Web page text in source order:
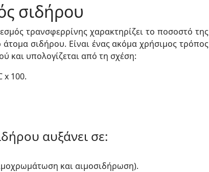
σιδήρου
τρανσφερρίνης χαρακτηρίζει το ποσοστό της
σιδήρου. Είναι ένας ακόμα χρήσιμος τρόπος
και υπολογίζεται από τη σχέση:
x 100.
αυξάνει σε:
και αιμοσιδήρωση).